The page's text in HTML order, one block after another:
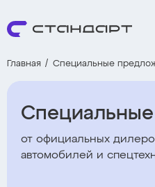
Главная Специальные
от официальных
автомобилей и